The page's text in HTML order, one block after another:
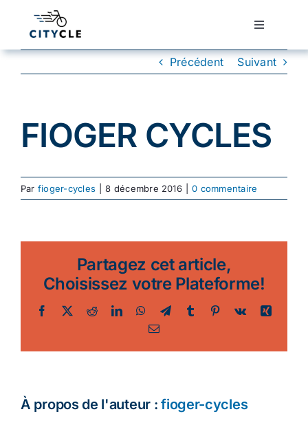
Toggle
Vélos de ville
Matériel
Conseils
Actualité
Précédent Suivant
FIOGER CYCLES
Par fioger-cycles 8 décembre 2016 0 commentaire
Partagez cet article,
Choisissez votre Plateforme!
Facebook
TwitterRedditLinkedInWhatsApp
TelegramTumblr Pinterest
Vk
Xing
Email
À propos de l'auteur :fioger-cycles